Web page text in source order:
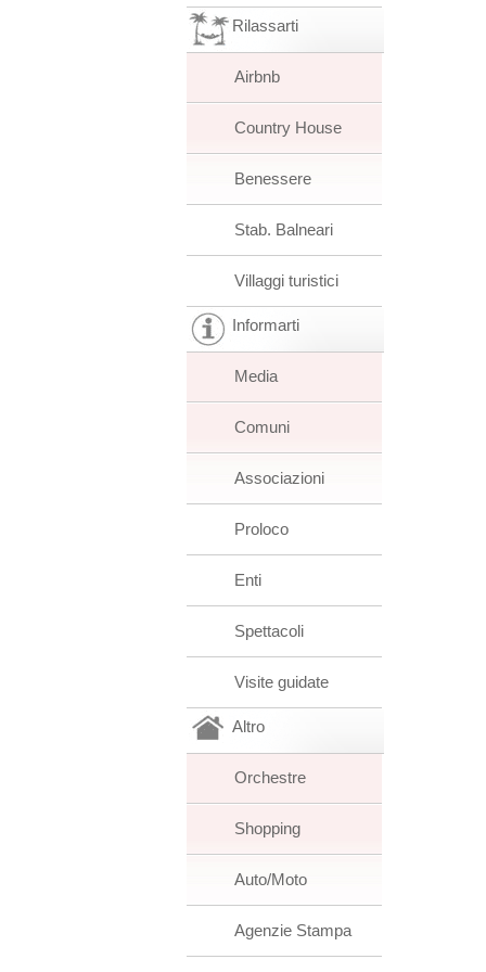
Rilassarti
Airbnb
Country House
Benessere
Stab. Balneari
Villaggi turistici
Informarti
Media
Comuni
Associazioni
Proloco
Enti
Spettacoli
Visite guidate
Altro
Orchestre
Shopping
Auto/Moto
Agenzie Stampa